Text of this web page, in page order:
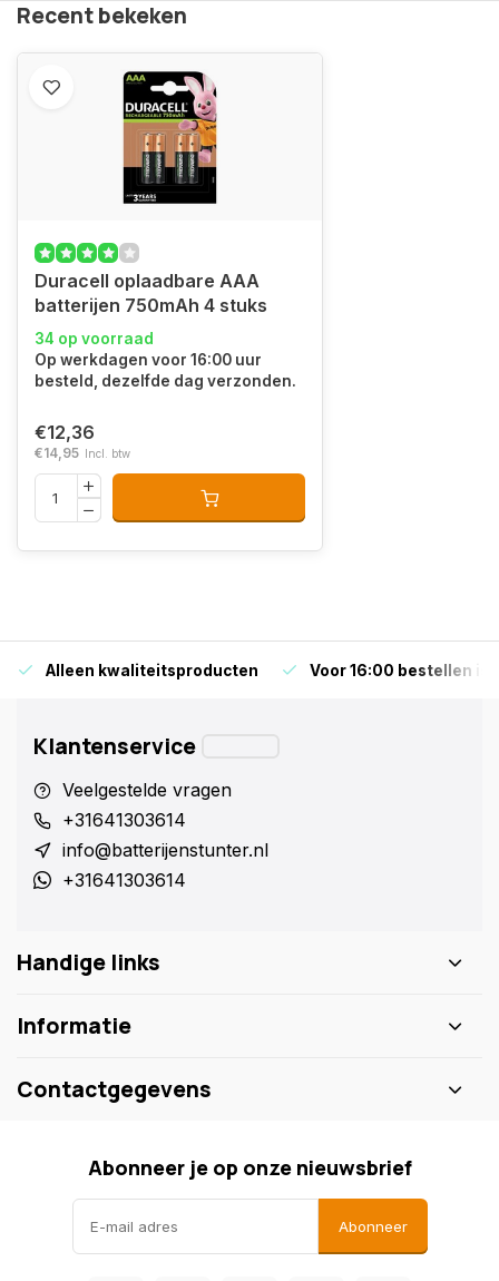
Recent bekeken
Duracell oplaadbare AAA
batterijen 750mAh 4 stuks
34 op voorraad
Op werkdagen voor 16:00 uur
besteld, dezelfde dag verzonden.
€12,36
€14,95 Incl. btw
Alleen kwaliteitsproducten Voor 16:00 bestellen is
Klantenservice
Veelgestelde vragen
+31641303614
info@batterijenstunter.nl
+31641303614
Handige links
Informatie
Contactgegevens
Abonneer je op onze nieuwsbrief
Abonneer